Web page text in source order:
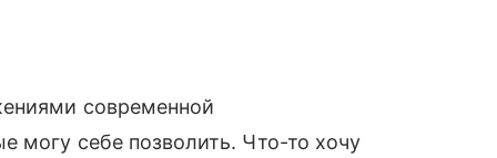
современной
могу себе позволить. Что-то хочу